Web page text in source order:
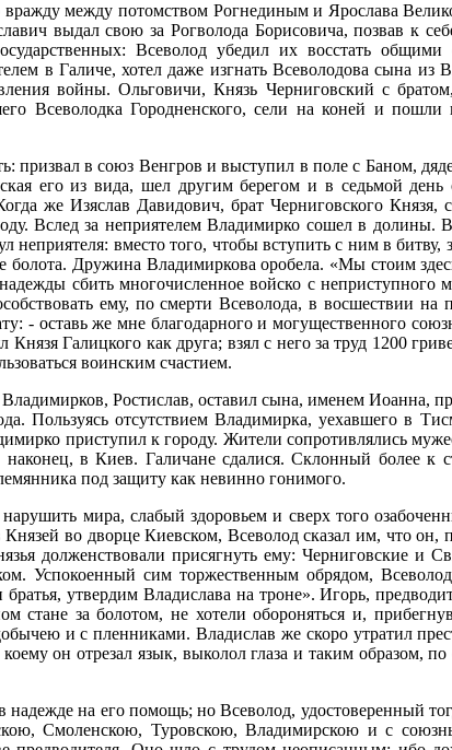
вражду между потомством Рогнединым и Ярослава
выдал свою за Рогволода Борисовича, позвав к
Всеволод убедил их восстать
в Галиче, хотел даже изгнать Всеволодова сына
войны. Ольговичи, Князь Черниговский с
Всеволодка Городненского, сели на коней и
призвал в союз Венгров и выступил в поле с Баном,
его из вида, шел другим берегом и в седьмой день
же Изяслав Давидович, брат Черниговского
Вслед за неприятелем Владимирко сошелв долины.
неприятеля: вместо того, чтобы вступить с ним в
болота. Дружина Владимиркова оробела. «Мы стоим
сбить многочисленное войско с
ему, по смерти Всеволода, в восшествии
- оставь же мне благодарного и могущественного
Галицкого как друга; взял с него за труд 1200
воинским счастием.
Ростислав, оставил сына, именем Иоанна,
Пользуясь отсутствием Владимирка, уехавшего в
приступил к городу. Жители сопротивлялись
в Киев. Галичане сдалися. Склонный более
под защиту как невинно гонимого.
мира, слабый здоровьем и сверх того
Князей во дворце Киевском, Всеволод сказал им, что
долженствовали присягнуть ему: Черниговские и
Успокоенный сим торжественным обрядом,
утвердим Владислава на троне». Игорь,
стане за болотом, не хотели обороняться и,
и с пленниками. Владислав же скоро утратил
он отрезал язык, выколол глаза и таким образом,
надежде на его помощь; но Всеволод, удостоверенный
Смоленскою, Туровскою, Владимирскою и с